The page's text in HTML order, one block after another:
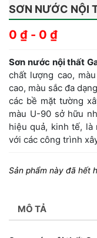
SƠN NƯỚC NỘI
0 ₫ - 0 ₫
Sơn nước nội thất
chất lượng cao,
cao, màu sắc đa
các bề mặt tường
màu U-90 sở hữu
hiệu quả, kinh tế,
với các công trình
Sản phẩm này đã hết
MÔ TẢ